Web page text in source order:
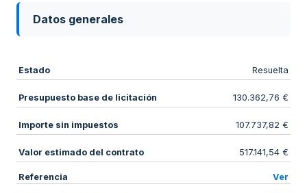
Datos generales
Estado Resuelta
Presupuesto base de licitación 130.362,76 €
Importe sin impuestos 107.737,82 €
Valor estimado del contrato 517.141,54 €
Referencia Ver